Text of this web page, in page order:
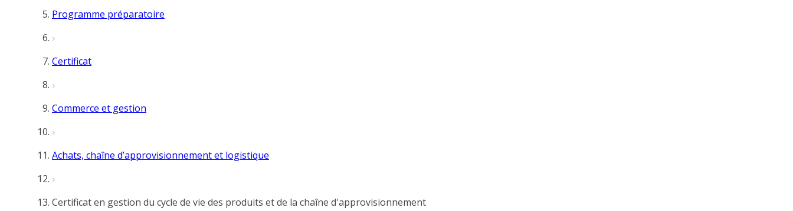
Programme préparatoire
Certificat
Commerce et gestion
Achats, chaîne d’approvisionnement et logistique
Certificat en gestion du cycle de vie des produits et de la chaîne d'approvisionnement